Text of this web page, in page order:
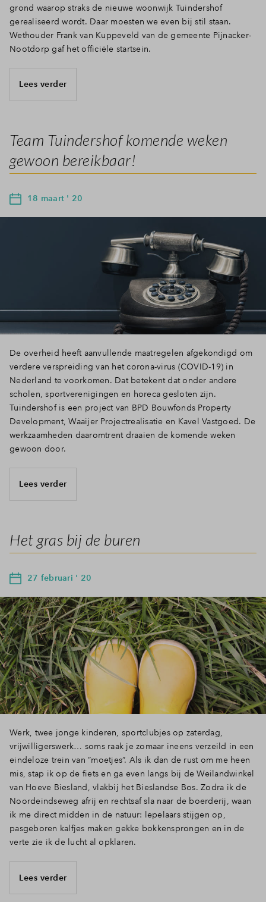
grond waarop straks de nieuwe woonwijk Tuindershof
gerealiseerd wordt. Daar moesten we even bij stil staan.
Wethouder Frank van Kuppeveld van de gemeente Pijnacker-
Nootdorp gaf het officiële startsein.
Lees verder
Team Tuindershof komende weken
gewoon bereikbaar!
18 maart ' 20
De overheid heeft aanvullende maatregelen afgekondigd om
verdere verspreiding van het corona-virus (COVID-19) in
Nederland te voorkomen. Dat betekent dat onder andere
scholen, sportverenigingen en horeca gesloten zijn.
Tuindershof is een project van BPD Bouwfonds Property
Development, Waaijer Projectrealisatie en Kavel Vastgoed. De
werkzaamheden daaromtrent draaien de komende weken
gewoon door.
Lees verder
Het gras bij de buren
27 februari ' 20
Werk, twee jonge kinderen, sportclubjes op zaterdag,
vrijwilligerswerk… soms raak je zomaar ineens verzeild in een
eindeloze trein van ”moetjes”. Als ik dan de rust om me heen
mis, stap ik op de fiets en ga even langs bij de Weilandwinkel
van Hoeve Biesland, vlakbij het Bieslandse Bos. Zodra ik de
Noordeindseweg afrij en rechtsaf sla naar de boerderij, waan
ik me direct midden in de natuur: lepelaars stijgen op,
pasgeboren kalfjes maken gekke bokkensprongen en in de
verte zie ik de lucht al opklaren.
Lees verder